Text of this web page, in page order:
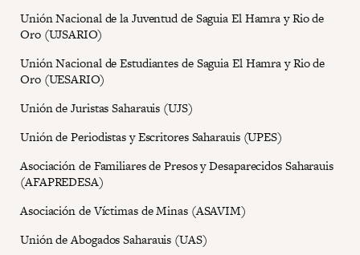
Unión Nacional de la Juventud de Saguia El Hamra y Rio de
Oro (UJSARIO)
Unión Nacional de Estudiantes de Saguia El Hamra y Rio de
Oro (UESARIO)
Unión de Juristas Saharauis (UJS)
Unión de Periodistas y Escritores Saharauis (UPES)
Asociación de Familiares de Presos y Desaparecidos Saharauis
(AFAPREDESA)
Asociación de Víctimas de Minas (ASAVIM)
Unión de Abogados Saharauis (UAS)